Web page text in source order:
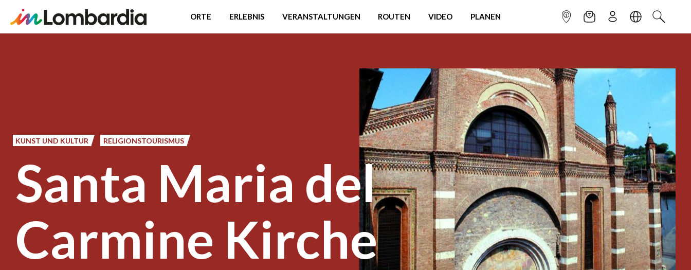
ORTE ERLEBNIS VERANSTALTUNGEN ROUTEN VIDEO PLANEN INFOPUNKTNEWSLETTER
ANMELDENSPRACHESUCHEN
KUNST UND KULTUR RELIGIONSTOURISMUS
Santa Maria del
Carmine Kirche